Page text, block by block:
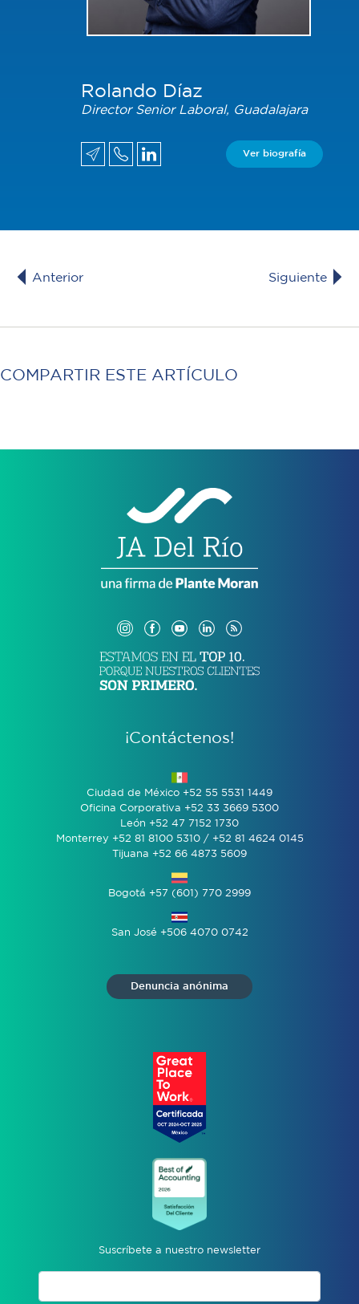
Rolando Díaz
Director Senior Laboral, Guadalajara
Ver biografía
Anterior Siguiente
COMPARTIR ESTE ARTÍCULO
¡Contáctenos!
Ciudad de México +52 55 5531 1449
Oficina Corporativa +52 33 3669 5300
León +52 47 7152 1730
Monterrey +52 81 8100 5310 / +52 81 4624 0145
Tijuana +52 66 4873 5609
Bogotá +57 (601) 770 2999
San José +506 4070 0742
Denuncia anónima
Suscríbete a nuestro newsletter